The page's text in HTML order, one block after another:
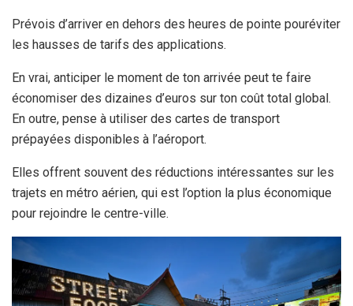
Prévois d’arriver en dehors des heures de pointe pouréviter
les hausses de tarifs des applications.
En vrai, anticiper le moment de ton arrivée peut te faire
économiser des dizaines d’euros sur ton coût total global.
En outre, pense à utiliser des cartes de transport
prépayées disponibles à l’aéroport.
Elles offrent souvent des réductions intéressantes sur les
trajets en métro aérien, qui est l’option la plus économique
pour rejoindre le centre-ville.